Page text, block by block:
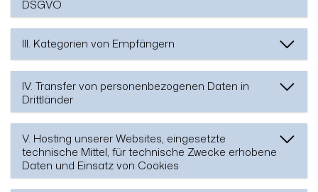
DSGVO
III. Kategorien von Empfängern
IV. Transfer von personenbezogenen Daten in
Drittländer
V. Hosting unserer Websites, eingesetzte
technische Mittel, für technische Zwecke erhobene
Daten und Einsatz von Cookies